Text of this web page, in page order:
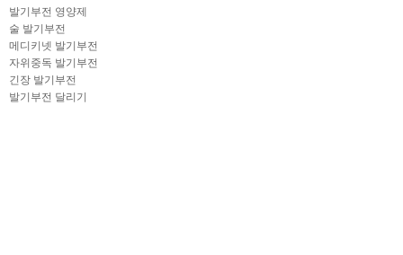
발기부전 영양제
술 발기부전
메디키넷 발기부전
자위중독 발기부전
긴장 발기부전
발기부전 달리기